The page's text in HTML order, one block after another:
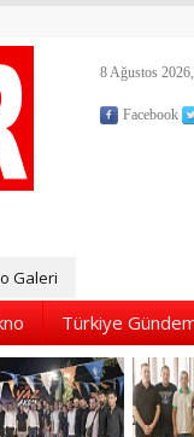
8 Ağustos
Facebook
Galeri
Türkiye